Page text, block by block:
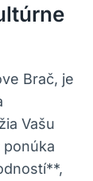
Brač, je
Vašu